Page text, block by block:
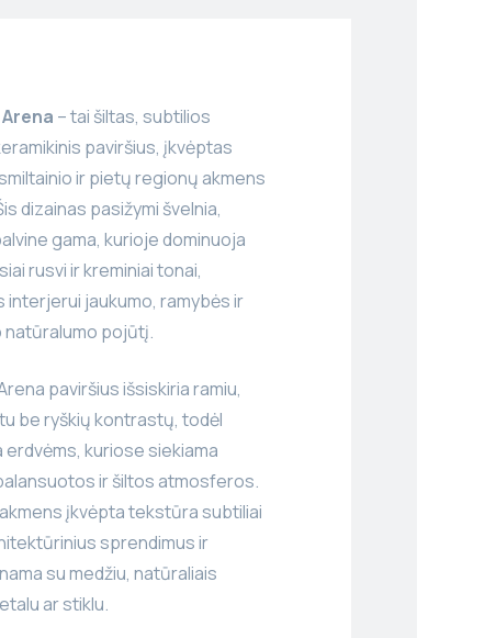
– tai šiltas, subtilios
paviršius, įkvėptas
ir pietų regionų akmens
dizainas pasižymi švelnia,
gama, kurioje dominuoja
rusvi ir kreminiai tonai,
interjerui jaukumo, ramybės ir
pojūtį.
paviršius išsiskiria ramiu,
be ryškių kontrastų, todėl
erdvėms, kuriose siekiama
ir šiltos atmosferos.
įkvėpta tekstūra subtiliai
sprendimus ir
su medžiu, natūraliais
ar stiklu.